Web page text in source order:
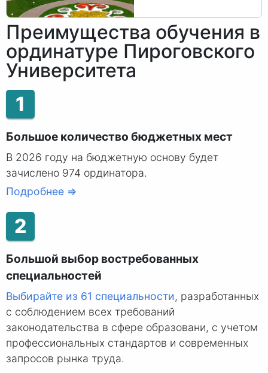
Преимущества обучения в
ординатуре Пироговского
Университета
1
Большое количество бюджетных мест
В 2026 году на бюджетную основу будет
зачислено 974 ординатора.
Подробнее ⇒
2
Большой выбор востребованных
специальностей
Выбирайте из 61 специальности, разработанных
с соблюдением всех требований
законодательства в сфере образовани, с учетом
профессиональных стандартов и современных
запросов рынка труда.